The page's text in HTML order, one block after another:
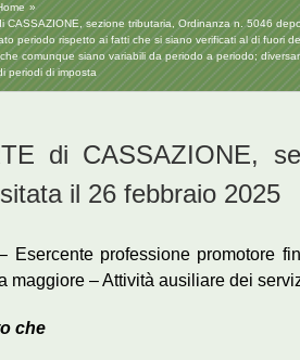
CASSAZIONE, sezione tributaria, Ordinanza n. 5046
periodo rispetto ai fatti che si siano verificati al di fuori
comunque siano variabili da periodo a periodo;
periodi di imposta
di CASSAZIONE,
il 26 febbraio 2025
Esercente professione promotore
maggiore – Attività ausiliare dei
che